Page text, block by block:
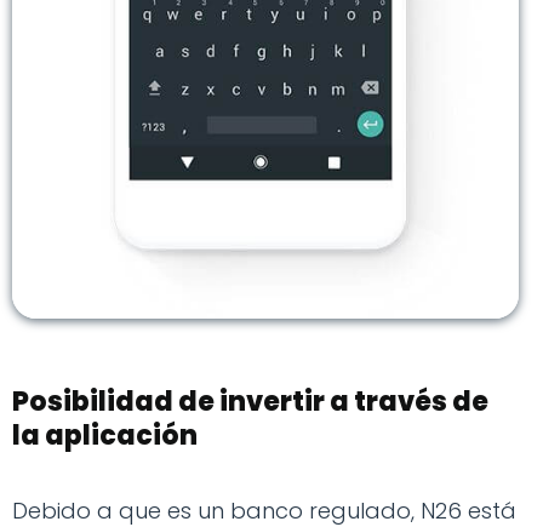
Posibilidad de invertir a través de
la aplicación
Debido a que es un banco regulado, N26 está